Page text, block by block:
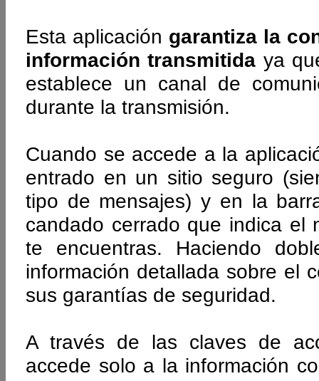
Esta aplicación garantiza la
información transmitida ya
establece un canal de
durante la transmisión.
Cuando se accede a la
entrado en un sitio seguro
tipo de mensajes) y en la
candado cerrado que indica el
te encuentras. Haciendo
información detallada sobre el
sus garantías de seguridad.
A través de las claves de
accede solo a la información